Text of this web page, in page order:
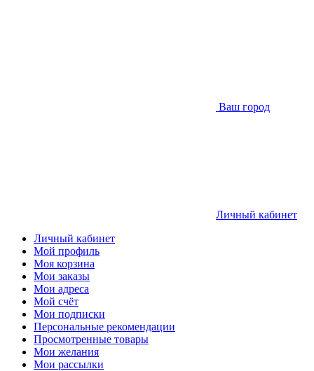
Ваш город
Личный кабинет
Личный кабинет
Мой профиль
Моя корзина
Мои заказы
Мои адреса
Мой счёт
Мои подписки
Персональные рекомендации
Просмотренные товары
Мои желания
Мои рассылки